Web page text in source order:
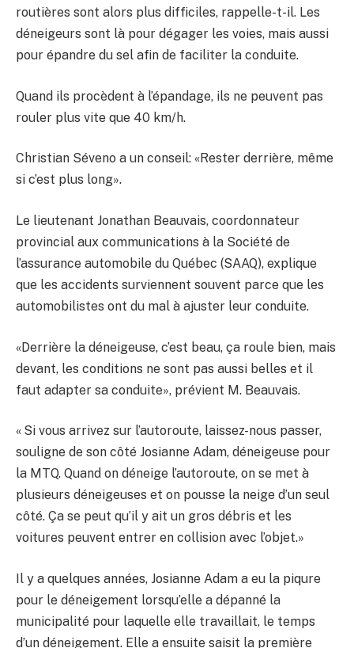
routières sont alors plus difficiles, rappelle-t-il. Les
déneigeurs sont là pour dégager les voies, mais aussi
pour épandre du sel afin de faciliter la conduite.
Quand ils procèdent à l’épandage, ils ne peuvent pas
rouler plus vite que 40 km/h.
Christian Séveno a un conseil: «Rester derrière, même
si c’est plus long».
Le lieutenant Jonathan Beauvais, coordonnateur
provincial aux communications à la Société de
l’assurance automobile du Québec (SAAQ), explique
que les accidents surviennent souvent parce que les
automobilistes ont du mal à ajuster leur conduite.
«Derrière la déneigeuse, c’est beau, ça roule bien, mais
devant, les conditions ne sont pas aussi belles et il
faut adapter sa conduite», prévient M. Beauvais.
« Si vous arrivez sur l’autoroute, laissez-nous passer,
souligne de son côté Josianne Adam, déneigeuse pour
la MTQ. Quand on déneige l’autoroute, on se met à
plusieurs déneigeuses et on pousse la neige d’un seul
côté. Ça se peut qu’il y ait un gros débris et les
voitures peuvent entrer en collision avec l’objet.»
Il y a quelques années, Josianne Adam a eu la piqure
pour le déneigement lorsqu’elle a dépanné la
municipalité pour laquelle elle travaillait, le temps
d’un déneigement. Elle a ensuite saisit la première